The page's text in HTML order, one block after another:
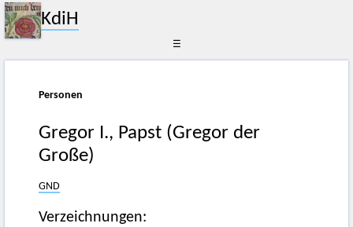
KdiH
☰
Personen
Gregor I., Papst (Gregor der
Große)
GND
Verzeichnungen: